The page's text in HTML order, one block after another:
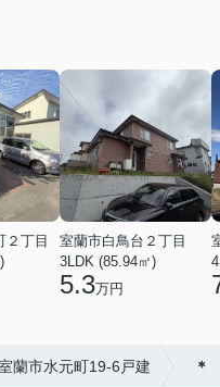
２丁目
室蘭市白鳥台２丁目
3LDK (85.94㎡)
5.3万円
蘭市水元町19-6戸建 ＊